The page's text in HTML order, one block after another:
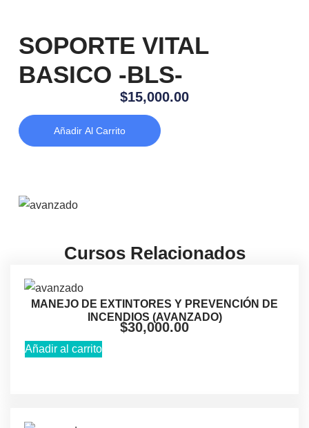
SOPORTE VITAL
BASICO -BLS-
$15,000.00
Añadir Al Carrito
Cursos Relacionados
MANEJO DE EXTINTORES Y PREVENCIÓN DE
INCENDIOS (AVANZADO)
$30,000.00
Añadir al carrito